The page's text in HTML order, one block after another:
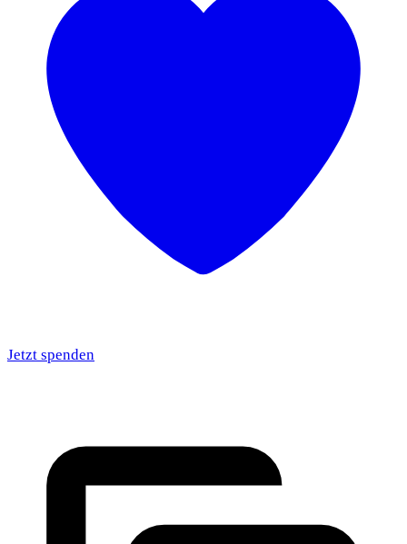
Jetzt spenden